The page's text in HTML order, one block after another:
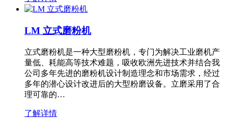
LM 立式磨粉机
立式磨粉机是一种大型磨粉机，专门为解决工业磨机产
量低、耗能高等技术难题，吸收欧洲先进技术并结合我
公司多年先进的磨粉机设计制造理念和市场需求，经过
多年的潜心设计改进后的大型粉磨设备。立磨采用了合
理可靠的…
了解详情